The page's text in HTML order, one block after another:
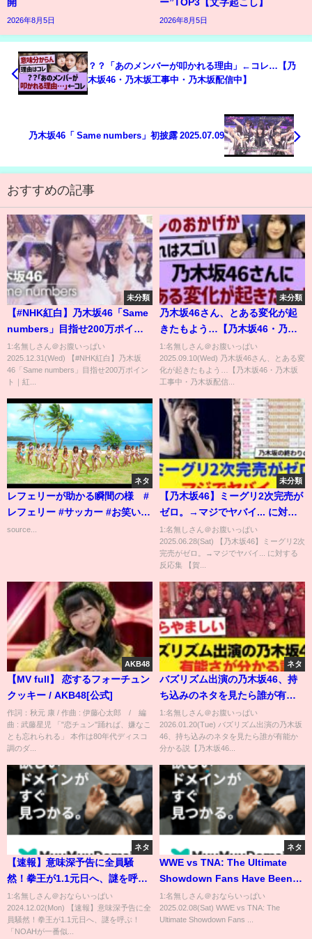
開
2026年8月5日
ー”TOP3【文字起こし】
2026年8月5日
？？「あのメンバーが叩かれる理由」←コレ…【乃
木坂46・乃木坂工事中・乃木坂配信中】
乃木坂46「 Same numbers」初披露 2025.07.09
おすすめの記事
未分類
【#NHK紅白】乃木坂46「Same
numbers」目指せ200万ポイン
ト｜紅白歌合戦｜NHK
1:名無しさん＠お腹いっぱい
2025.12.31(Wed) 【#NHK紅白】乃木坂
46「Same numbers」目指せ200万ポイン
ト｜紅...
未分類
乃木坂46さん、とある変化が起
きたもよう…【乃木坂46・乃木
坂工事中・乃木坂配信中】
1:名無しさん＠お腹いっぱい
2025.09.10(Wed) 乃木坂46さん、とある変
化が起きたもよう…【乃木坂46・乃木坂
工事中・乃木坂配信...
ネタ
レフェリーが助かる瞬間の様 #
レフェリー #サッカー #お笑い #
審判 #PK
source...
未分類
【乃木坂46】ミーグリ2次完売が
ゼロ。→マジでヤバイ... に対す
る反応集 【賀喜遥香】 【中西ア
ルノ】 【井上和】
1:名無しさん＠お腹いっぱい
2025.06.28(Sat) 【乃木坂46】ミーグリ2次
完売がゼロ。→マジでヤバイ... に対する
反応集 【賀...
AKB48
【MV full】 恋するフォーチュン
クッキー / AKB48[公式]
作詞：秋元 康 / 作曲 : 伊藤心太郎 / 編
曲 : 武藤星児 「"恋チュン"踊れば、嫌なこ
とも忘れられる」 本作は80年代ディスコ
調のダ...
ネタ
バズリズム出演の乃木坂46、持
ち込みのネタを見たら誰が有能
か分かる説【乃木坂46】
1:名無しさん＠お腹いっぱい
2026.01.20(Tue) バズリズム出演の乃木坂
46、持ち込みのネタを見たら誰が有能か
分かる説【乃木坂46...
ネタ
【速報】意味深予告に全員騒
然！拳王が1.1元日へ、謎を呼
ぶ！「NOAHが一番似合ってい
た」想い人とは一体…!? 📅 2025
年1月1日(水) 日本武道館チケッ
1:名無しさん＠おならいっぱい
2024.12.02(Mon) 【速報】意味深予告に全
員騒然！拳王が1.1元日へ、謎を呼ぶ！
「NOAHが一番似...
ネタ
WWE vs TNA: The Ultimate
Showdown Fans Have Been
Waiting For
1:名無しさん＠おならいっぱい
2025.02.08(Sat) WWE vs TNA: The
Ultimate Showdown Fans ...